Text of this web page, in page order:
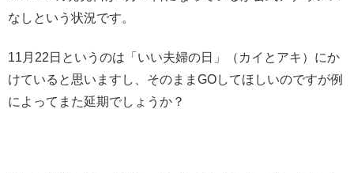
なしという状況です。
11月22日というのは「いい夫婦の日」（カイとアキ）にか
けていると思いますし、そのままGOしてほしいのですが例
によってまた延期でしょうか？